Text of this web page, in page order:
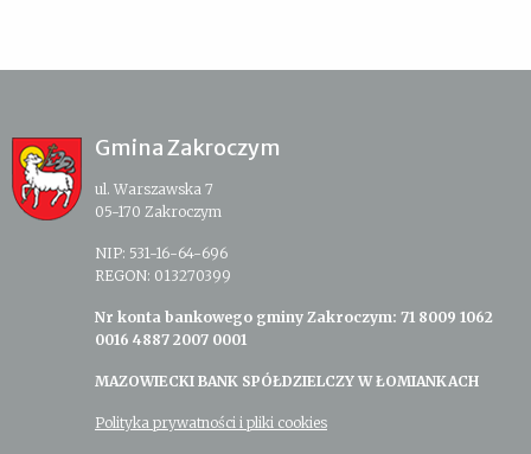
Gmina Zakroczym
ul. Warszawska 7
05-170 Zakroczym
NIP: 531-16-64-696
REGON: 013270399
Nr konta bankowego gminy Zakroczym: 71 8009 1062
0016 4887 2007 0001
MAZOWIECKI BANK SPÓŁDZIELCZY W ŁOMIANKACH
Polityka prywatności i pliki cookies